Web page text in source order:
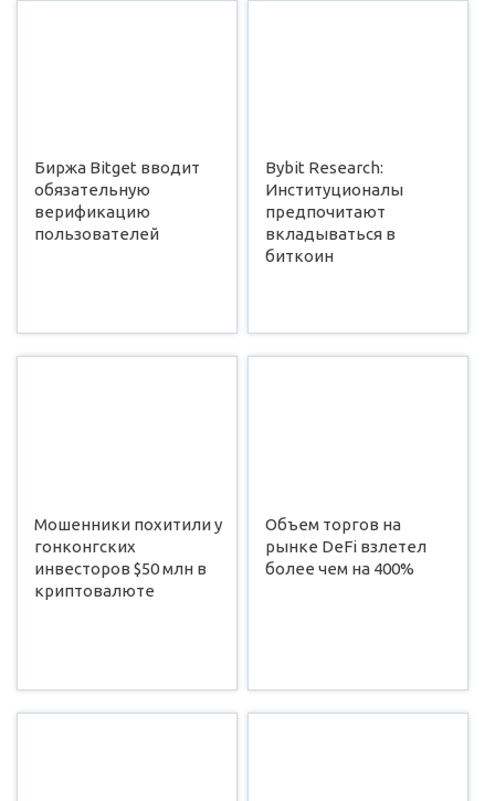
Биржа Bitget вводит
обязательную
верификацию
пользователей
Bybit Research:
Институционалы
предпочитают
вкладываться в
биткоин
Мошенники похитили у
гонконгских
инвесторов $50 млн в
криптовалюте
Объем торгов на
рынке DeFi взлетел
более чем на 400%